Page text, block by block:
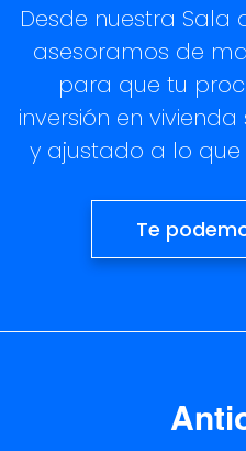
Desde nuestra Sala
asesoramos de
para que tu
inversión en
y ajustado a lo que
Te